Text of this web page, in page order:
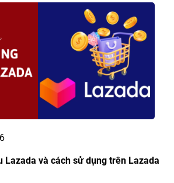
Lazada và cách sử dụng trên Lazada